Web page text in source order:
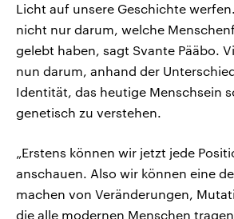
Licht auf unsere Geschichte
nicht nur darum, welche
gelebt haben, sagt Svante Pääbo.
nun darum, anhand der
Identität, das heutige Menschsein
genetisch zu verstehen.
„Erstens können wir jetzt jede
anschauen. Also wir können eine
machen von Veränderungen,
die alle modernen Menschen